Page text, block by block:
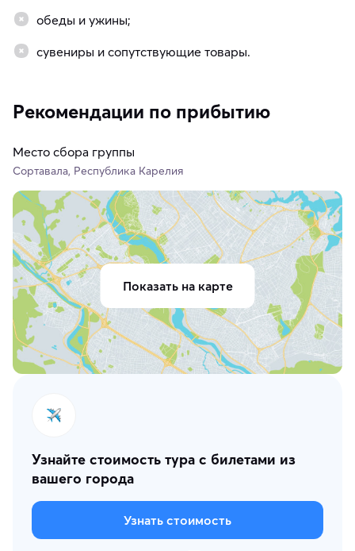
обеды и ужины;
сувениры и сопутствующие товары.
Рекомендации по прибытию
Место сбора группы
Сортавала, Республика Карелия
Показать на карте
Узнайте стоимость тура с билетами из
вашего города
Узнать стоимость